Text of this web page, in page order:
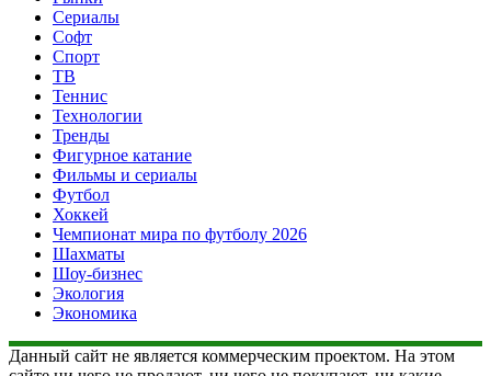
Сериалы
Софт
Спорт
ТВ
Теннис
Технологии
Тренды
Фигурное катание
Фильмы и сериалы
Футбол
Хоккей
Чемпионат мира по футболу 2026
Шахматы
Шоу-бизнес
Экология
Экономика
Данный сайт не является коммерческим проектом. На этом